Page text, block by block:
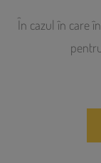
În cazul în care